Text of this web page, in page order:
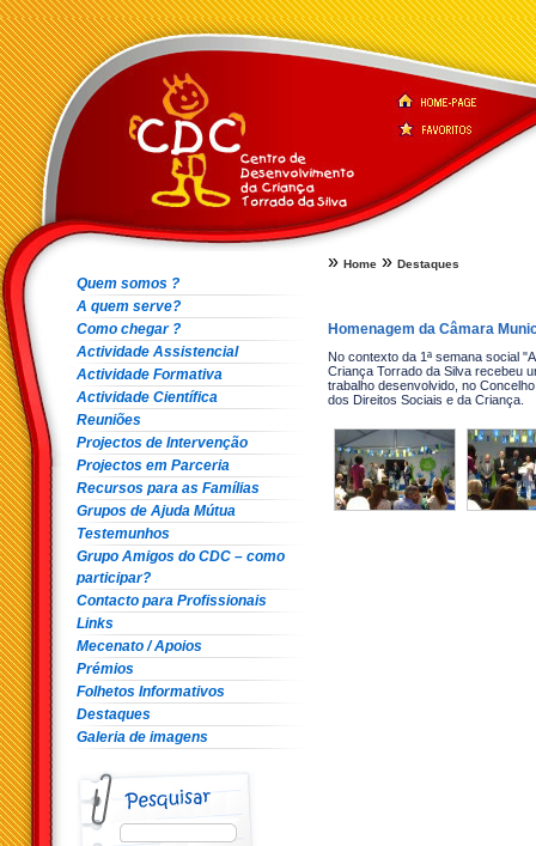
Quem somos ?
A quem serve?
Como chegar ?
Actividade Assistencial
Actividade Formativa
Actividade Científica
Reuniões
Projectos de Intervenção
Projectos em Parceria
Recursos para as Famílias
Grupos de Ajuda Mútua
Testemunhos
Grupo Amigos do CDC – como
participar?
Contacto para Profissionais
Links
Mecenato / Apoios
Prémios
Folhetos Informativos
Destaques
Galeria de imagens
» Home » Destaques
Homenagem da Câmara
No contexto da 1ª semana social
Criança Torrado da Silva recebeu
trabalho desenvolvido, no
dos Direitos Sociais e da Criança.